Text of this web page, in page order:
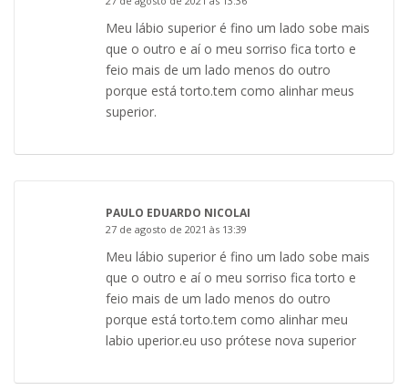
Meu lábio superior é fino um lado sobe mais
que o outro e aí o meu sorriso fica torto e
feio mais de um lado menos do outro
porque está torto.tem como alinhar meus
superior.
PAULO EDUARDO NICOLAI
27 de agosto de 2021 às 13:39
Meu lábio superior é fino um lado sobe mais
que o outro e aí o meu sorriso fica torto e
feio mais de um lado menos do outro
porque está torto.tem como alinhar meu
labio uperior.eu uso prótese nova superior